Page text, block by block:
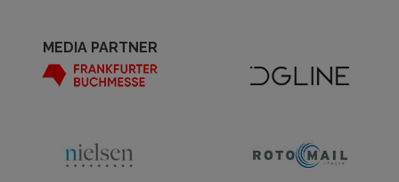
MEDIA PARTNER